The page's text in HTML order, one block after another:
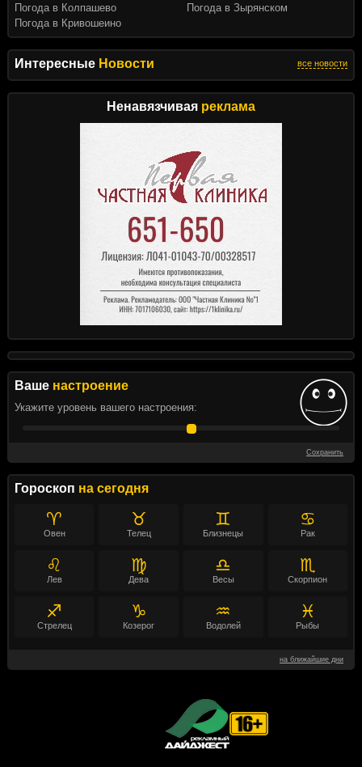
Интересные Новости все новости
Ненавязчивая реклама
Ваше настроение
Укажите уровень вашего настроения:
Сохранить
Гороскоп на сегодня
♈
Овен
♉
Телец
♊
Близнецы
♋
Рак
♌
Лев
♍
Дева
♎
Весы
♏
Скорпион
♐
Стрелец
♑
Козерог
♒
Водолей
♓
Рыбы
на ближайшие дни
Погода в Колпашево
Погода в Кривошеино
Погода в Зырянском